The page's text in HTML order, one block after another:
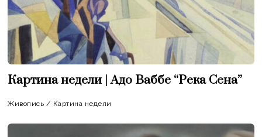
Картина недели | Адо Ваббе “Река Сена”
Живопись / Картина недели